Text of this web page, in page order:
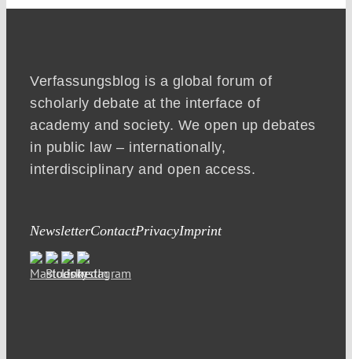
Verfassungsblog is a global forum of
scholarly debate at the interface of
academy and society. We open up debates
in public law – internationally,
interdisciplinary and open access.
NewsletterContactPrivacyImprint